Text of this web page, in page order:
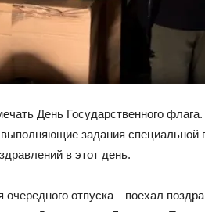
День Государственного флага.
задания специальной
в этот день.
отпуска—поехал